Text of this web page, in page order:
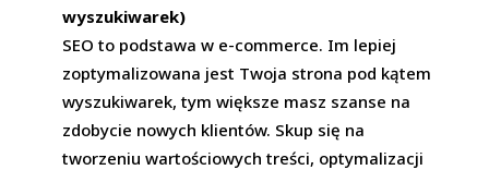
wyszukiwarek)
SEO to podstawa w e-commerce. Im lepiej
zoptymalizowana jest Twoja strona pod kątem
wyszukiwarek, tym większe masz szanse na
zdobycie nowych klientów. Skup się na
tworzeniu wartościowych treści, optymalizacji